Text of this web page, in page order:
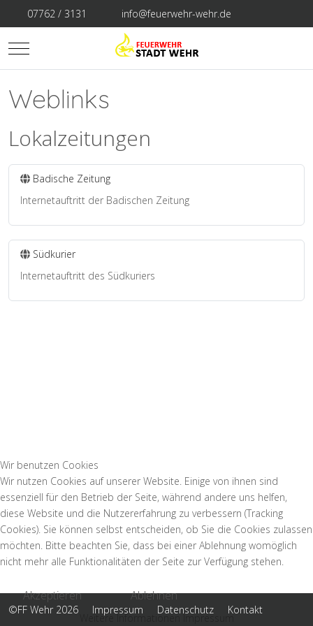
07762 / 3131 info@feuerwehr-wehr.de
Mobile Menu Toggle
Weblinks
Lokalzeitungen
Badische Zeitung
Internetauftritt der Badischen Zeitung
Südkurier
Internetauftritt des Südkuriers
©FF Wehr 2026 Impressum Datenschutz Kontakt
Wir benutzen Cookies
Wir nutzen Cookies auf unserer Website. Einige von ihnen sind
essenziell für den Betrieb der Seite, während andere uns helfen,
diese Website und die Nutzererfahrung zu verbessern (Tracking
Cookies). Sie können selbst entscheiden, ob Sie die Cookies zulassen
möchten. Bitte beachten Sie, dass bei einer Ablehnung womöglich
nicht mehr alle Funktionalitäten der Seite zur Verfügung stehen.
Akzeptieren Ablehnen
Weitere Informationen Impressum